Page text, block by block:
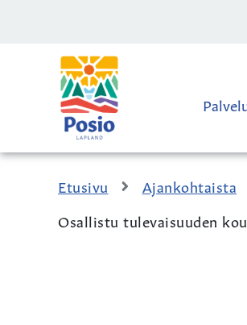
Kaupungin
logo
Etusivu Ajankohtaista
Osallistu tulevaisuuden